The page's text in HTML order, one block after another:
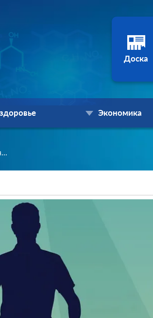
Доска
Экономика